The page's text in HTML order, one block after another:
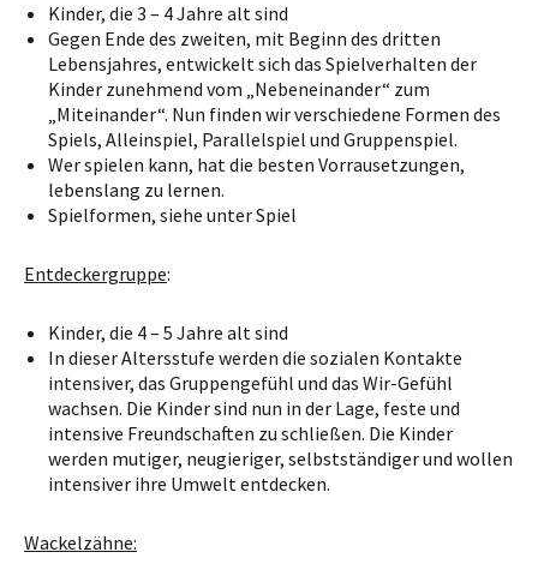
Kinder, die 3 – 4 Jahre alt sind
Gegen Ende des zweiten, mit Beginn des dritten
Lebensjahres, entwickelt sich das Spielverhalten der
Kinder zunehmend vom „Nebeneinander“ zum
„Miteinander“. Nun finden wir verschiedene Formen des
Spiels, Alleinspiel, Parallelspiel und Gruppenspiel.
Wer spielen kann, hat die besten Vorrausetzungen,
lebenslang zu lernen.
Spielformen, siehe unter Spiel
Entdeckergruppe:
Kinder, die 4 – 5 Jahre alt sind
In dieser Altersstufe werden die sozialen Kontakte
intensiver, das Gruppengefühl und das Wir-Gefühl
wachsen. Die Kinder sind nun in der Lage, feste und
intensive Freundschaften zu schließen. Die Kinder
werden mutiger, neugieriger, selbstständiger und wollen
intensiver ihre Umwelt entdecken.
Wackelzähne: